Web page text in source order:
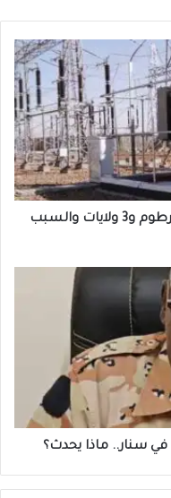
انقطاع مفاجئ للكهرباء يضرب الخرطوم و3 ولايات والسبب